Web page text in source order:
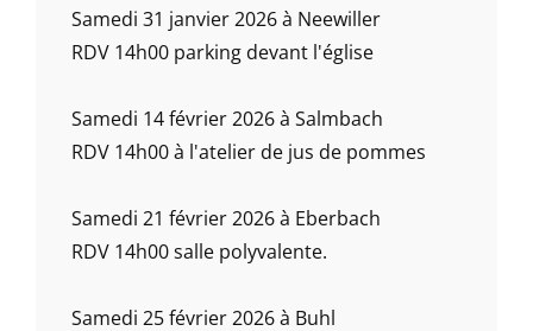
Samedi 31 janvier 2026 à Neewiller
RDV 14h00 parking devant l'église
Samedi 14 février 2026 à Salmbach
RDV 14h00 à l'atelier de jus de pommes
Samedi 21 février 2026 à Eberbach
RDV 14h00 salle polyvalente.
Samedi 25 février 2026 à Buhl